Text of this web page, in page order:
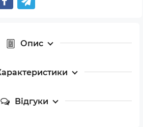
Опис
Відгуки